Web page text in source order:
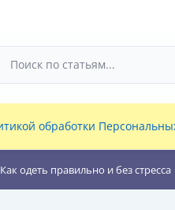
обработки
одеть правильно и без стресса